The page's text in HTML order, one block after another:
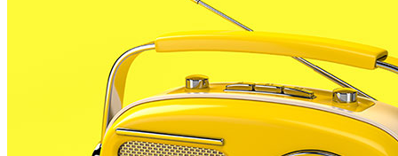
El partit afirma, a través de les seves xarxes socials,
que el comunicat no aclareix res, ni dona cap nova
versió sobre la polèmica entre Protecció Civil i
l’Ajuntament.